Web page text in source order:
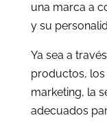
una marca a
y su
Ya sea a
productos,
marketing, la
adecuados